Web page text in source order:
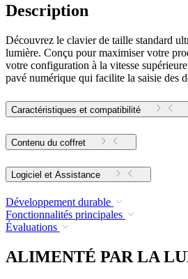
Description
Découvrez le clavier de taille standard
lumière. Conçu pour maximiser votre
votre configuration à la vitesse
pavé numérique qui facilite la saisie des
Caractéristiques et compatibilité
Contenu du coffret
Logiciel et Assistance
Développement durable
Fonctionnalités principales
Évaluations
ALIMENTÉ PAR LA